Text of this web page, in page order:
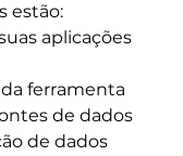
estão:
aplicações
ferramenta
de dados
de dados